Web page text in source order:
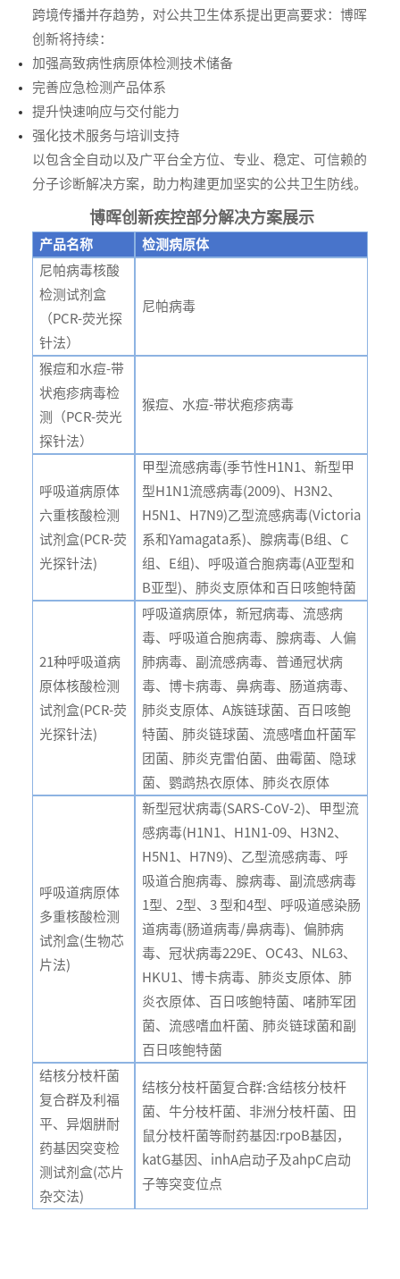
跨境传播并存趋势，对公共卫生体系提出更高要求：博晖
创新将持续：
加强高致病性病原体检测技术储备
完善应急检测产品体系
提升快速响应与交付能力
强化技术服务与培训支持
以包含全自动以及广平台全方位、专业、稳定、可信赖的
分子诊断解决方案，助力构建更加坚实的公共卫生防线。
博晖创新疾控部分解决方案展示
产品名称
检测病原体
尼帕病毒核酸
检测试剂盒
（PCR-荧光探
针法）
尼帕病毒
猴痘和水痘-带
状疱疹病毒检
测（PCR-荧光
探针法）
猴痘、水痘-带状疱疹病毒
呼吸道病原体
六重核酸检测
试剂盒(PCR-荧
光探针法)
甲型流感病毒(季节性H1N1、新型甲
型H1N1流感病毒(2009)、H3N2、
H5N1、H7N9)乙型流感病毒(Victoria
系和Yamagata系)、腺病毒(B组、C
组、E组)、呼吸道合胞病毒(A亚型和
B亚型)、肺炎支原体和百日咳鲍特菌
21种呼吸道病
原体核酸检测
试剂盒(PCR-荧
光探针法)
呼吸道病原体，新冠病毒、流感病
毒、呼吸道合胞病毒、腺病毒、人偏
肺病毒、副流感病毒、普通冠状病
毒、博卡病毒、鼻病毒、肠道病毒、
肺炎支原体、A族链球菌、百日咳鲍
特菌、肺炎链球菌、流感嗜血杆菌军
团菌、肺炎克雷伯菌、曲霉菌、隐球
菌、鹦鹉热衣原体、肺炎衣原体
呼吸道病原体
多重核酸检测
试剂盒(生物芯
片法)
新型冠状病毒(SARS-CoV-2)、甲型流
感病毒(H1N1、H1N1-09、H3N2、
H5N1、H7N9)、乙型流感病毒、呼
吸道合胞病毒、腺病毒、副流感病毒
1型、2型、3 型和4型、呼吸道感染肠
道病毒(肠道病毒/鼻病毒)、偏肺病
毒、冠状病毒229E、OC43、NL63、
HKU1、博卡病毒、肺炎支原体、肺
炎衣原体、百日咳鲍特菌、啫肺军团
菌、流感嗜血杆菌、肺炎链球菌和副
百日咳鲍特菌
结核分枝杆菌
复合群及利福
平、异烟肼耐
药基因突变检
测试剂盒(芯片
杂交法)
结核分枝杆菌复合群:含结核分枝杆
菌、牛分枝杆菌、非洲分枝杆菌、田
鼠分枝杆菌等耐药基因:rpoB基因，
katG基因、inhA启动子及ahpC启动
子等突变位点